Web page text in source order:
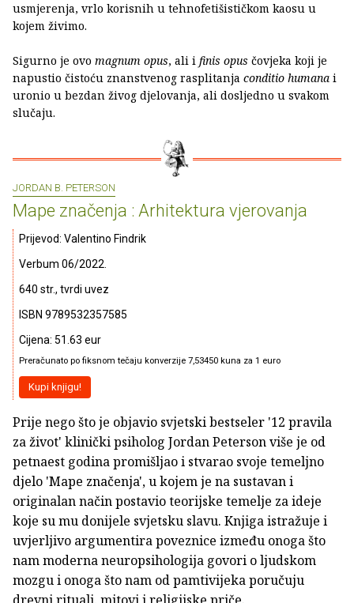
usmjerenja, vrlo korisnih u tehnofetišističkom kaosu u
kojem živimo.
Sigurno je ovo magnum opus, ali i finis opus čovjeka koji je
napustio čistoću znanstvenog rasplitanja conditio humana i
uronio u bezdan živog djelovanja, ali dosljedno u svakom
slučaju.
JORDAN B. PETERSON
Mape značenja : Arhitektura vjerovanja
Prijevod: Valentino Findrik
Verbum 06/2022.
640 str., tvrdi uvez
ISBN 9789532357585
Cijena: 51.63 eur
Preračunato po fiksnom tečaju konverzije 7,53450 kuna za 1 euro
Kupi knjigu!
Prije nego što je objavio svjetski bestseler '12 pravila
za život' klinički psiholog Jordan Peterson više je od
petnaest godina promišljao i stvarao svoje temeljno
djelo 'Mape značenja', u kojem je na sustavan i
originalan način postavio teorijske temelje za ideje
koje su mu donijele svjetsku slavu. Knjiga istražuje i
uvjerljivo argumentira poveznice između onoga što
nam moderna neuropsihologija govori o ljudskom
mozgu i onoga što nam od pamtivijeka poručuju
drevni rituali, mitovi i religijske priče.